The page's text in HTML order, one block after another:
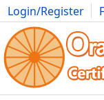
Login/Register
Movies Anime